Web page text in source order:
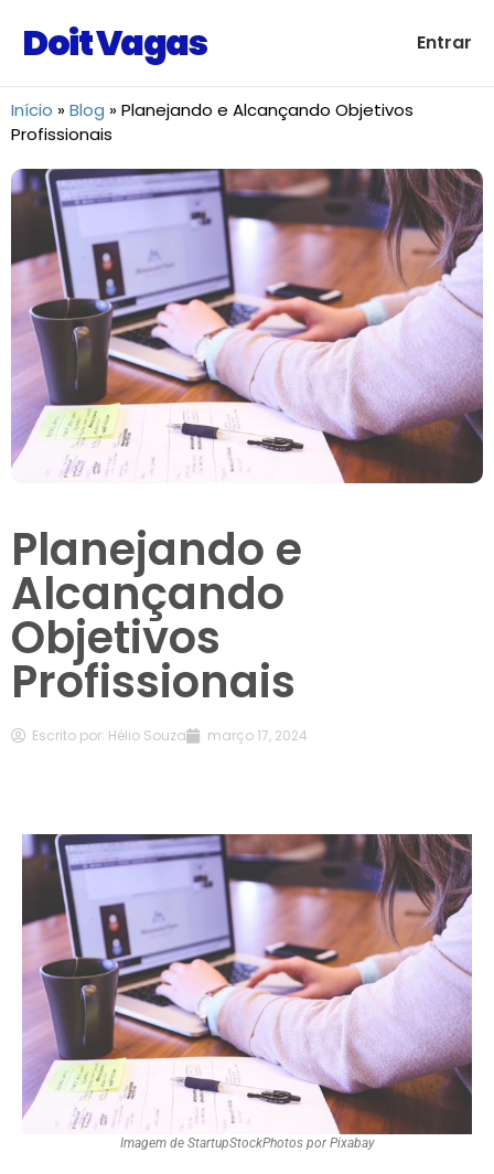
Doit Vagas Entrar
Início »Blog »Planejando e Alcançando Objetivos
Profissionais
Planejando e
Alcançando
Objetivos
Profissionais
Escrito por: Hélio Souza março 17, 2024
Imagem de StartupStockPhotos por Pixabay